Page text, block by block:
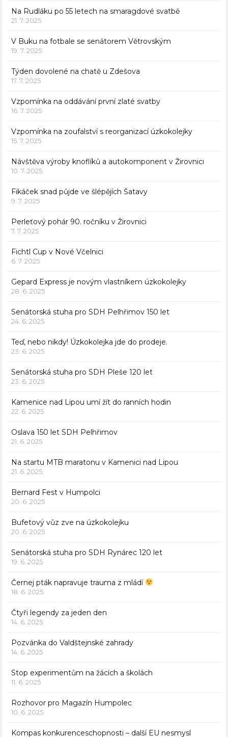
Na Rudláku po 55 letech na smaragdové svatbě
21. 7. 2025
V Buku na fotbale se senátorem Větrovským
19. 7. 2025
Týden dovolené na chatě u Zdešova
17. 7. 2025
Vzpomínka na oddávání první zlaté svatby
16. 7. 2025
Vzpomínka na zoufalství s reorganizací úzkokolejky
15. 7. 2025
Návštěva výroby knoflíků a autokomponent v Žirovnici
10. 7. 2025
Fikáček snad půjde ve šlépějích Šatavy
9. 7. 2025
Perleťový pohár 90. ročníku v Žirovnici
7. 7. 2025
Fichtl Cup v Nové Včelnici
6. 7. 2025
Gepard Express je novým vlastníkem úzkokolejky
28. 6. 2025
Senátorská stuha pro SDH Pelhřimov 150 let
24. 6. 2025
Teď, nebo nikdy! Úzkokolejka jde do prodeje.
23. 6. 2025
Senátorská stuha pro SDH Pleše 120 let
23. 6. 2025
Kamenice nad Lipou umí žít do ranních hodin
22. 6. 2025
Oslava 150 let SDH Pelhřimov
21. 6. 2025
Na startu MTB maratonu v Kamenici nad Lipou
21. 6. 2025
Bernard Fest v Humpolci
20. 6. 2025
Bufetový vůz zve na úzkokolejku
20. 6. 2025
Senátorská stuha pro SDH Rynárec 120 let
19. 6. 2025
Černej pták napravuje trauma z mládí
18. 6. 2025
Čtyři legendy za jeden den
14. 6. 2025
Pozvánka do Valdštejnské zahrady
14. 6. 2025
Stop experimentům na žácích a školách
11. 6. 2025
Rozhovor pro Magazín Humpolec
10. 6. 2025
Kompas konkurenceschopnosti – další EU nesmysl